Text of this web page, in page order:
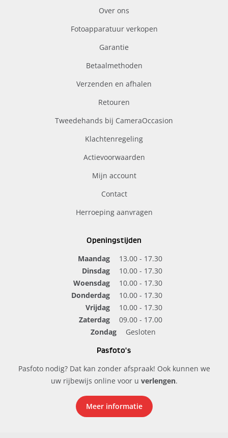
Over ons
Fotoapparatuur verkopen
Garantie
Betaalmethoden
Verzenden en afhalen
Retouren
Tweedehands bij CameraOccasion
Klachtenregeling
Actievoorwaarden
Mijn account
Contact
Herroeping aanvragen
Openingstijden
Maandag
13.00 - 17.30
Dinsdag
10.00 - 17.30
Woensdag
10.00 - 17.30
Donderdag
10.00 - 17.30
Vrijdag
10.00 - 17.30
Zaterdag
09.00 - 17.00
Zondag
Gesloten
Pasfoto's
Pasfoto nodig? Dat kan zonder afspraak! Ook kunnen we
uw rijbewijs online voor u verlengen.
Meer informatie